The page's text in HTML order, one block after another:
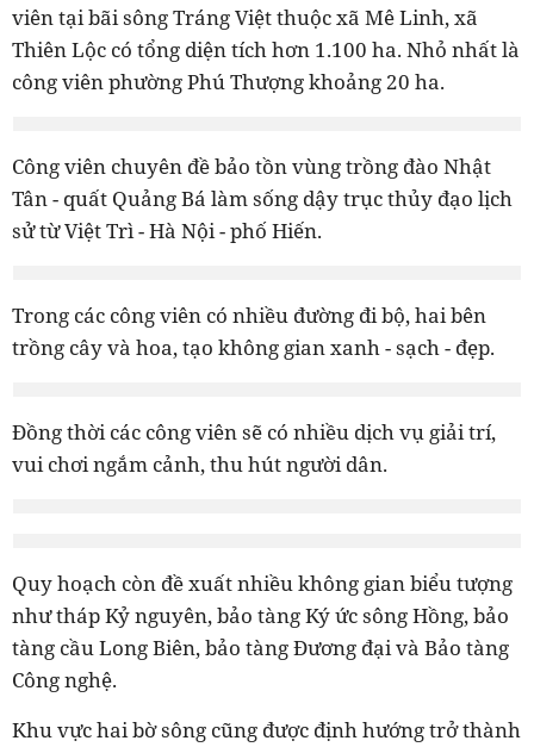
viên tại bãi sông Tráng Việt thuộc xã Mê Linh, xã
Thiên Lộc có tổng diện tích hơn 1.100 ha. Nhỏ nhất là
công viên phường Phú Thượng khoảng 20 ha.
Công viên chuyên đề bảo tồn vùng trồng đào Nhật
Tân - quất Quảng Bá làm sống dậy trục thủy đạo lịch
sử từ Việt Trì - Hà Nội - phố Hiến.
Trong các công viên có nhiều đường đi bộ, hai bên
trồng cây và hoa, tạo không gian xanh - sạch - đẹp.
Đồng thời các công viên sẽ có nhiều dịch vụ giải trí,
vui chơi ngắm cảnh, thu hút người dân.
Quy hoạch còn đề xuất nhiều không gian biểu tượng
như tháp Kỷ nguyên, bảo tàng Ký ức sông Hồng, bảo
tàng cầu Long Biên, bảo tàng Đương đại và Bảo tàng
Công nghệ.
Khu vực hai bờ sông cũng được định hướng trở thành